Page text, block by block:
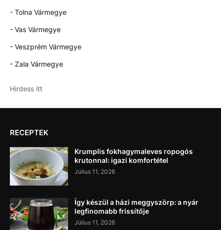
- Tolna Vármegye
- Vas Vármegye
- Veszprém Vármegye
- Zala Vármegye
Hirdess itt
RECEPTEK
Krumplis fokhagymaleves ropogós
krutonnal: igazi komfortétel
Július 11, 2026
Így készül a házi meggyszörp: a nyár
legfinomabb frissítője
Július 11, 2026